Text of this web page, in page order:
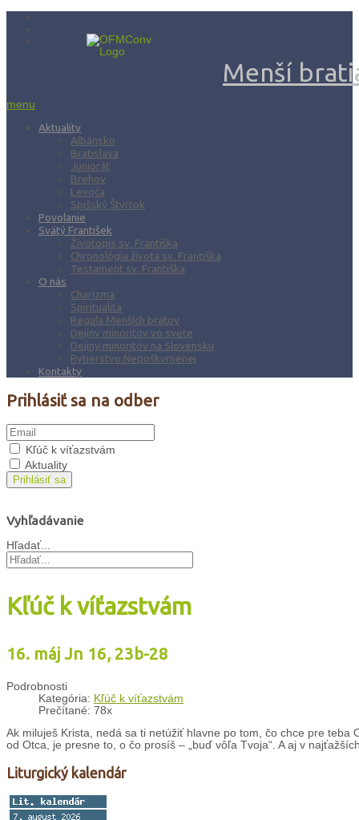
Menší
menu
Aktuality
Albánsko
Bratislava
Juniorát
Brehov
Levoča
Spišský Štvrtok
Povolanie
Svätý František
Životopis sv. Františka
Chronológia života sv. Františka
Testament sv. Františka
O nás
Charizma
Spiritualita
Regula Menších bratov
Dejiny minoritov vo svete
Dejiny minoritov na Slovensku
Rytierstvo Nepoškvrnenej
Kontakty
Prihlásiť sa na odber
Kľúč k víťazstvám
Aktuality
Prihlásiť sa
Vyhľadávanie
Hľadať...
Kľúč k víťazstvám
16. máj Jn 16, 23b-28
Podrobnosti
Kategória: Kľúč k víťazstvám
Prečítané: 78x
Ak miluješ Krista, nedá sa ti netúžiť hlavne po tom, čo chce pre
od Otca, je presne to, o čo prosíš – „buď vôľa Tvoja“. A aj v
Liturgický kalendár